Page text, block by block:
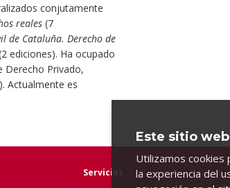
conjutamente
reales (7
de Cataluña. Derecho de
ediciones). Ha ocupado
Derecho Privado,
Actualmente es
Servicios
Este sitio
Utilizamos
la experiencia del